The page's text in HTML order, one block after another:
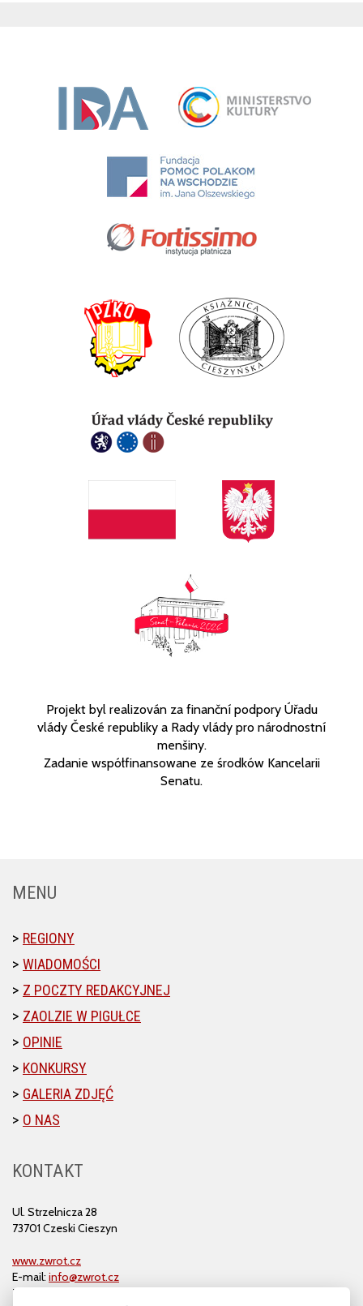
Projekt byl realizován za finanční podpory Úřadu
vlády České republiky a Rady vlády pro národnostní
menšiny.
Zadanie współfinansowane ze środków Kancelarii
Senatu.
MENU
REGIONY
WIADOMOŚCI
Z POCZTY REDAKCYJNEJ
ZAOLZIE W PIGUŁCE
OPINIE
KONKURSY
GALERIA ZDJĘĆ
O NAS
KONTAKT
Ul. Strzelnicza 28
73701 Czeski Cieszyn
www.zwrot.cz
E-mail: info@zwrot.cz
Tel. i faks: 558 711 582